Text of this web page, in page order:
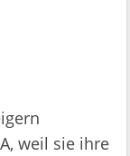
weil sie ihre